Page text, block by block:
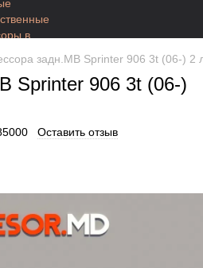
задн.МВ Sprinter 906 3t (06-) 2
Sprinter 906 3t (06-)
Оставить отзыв